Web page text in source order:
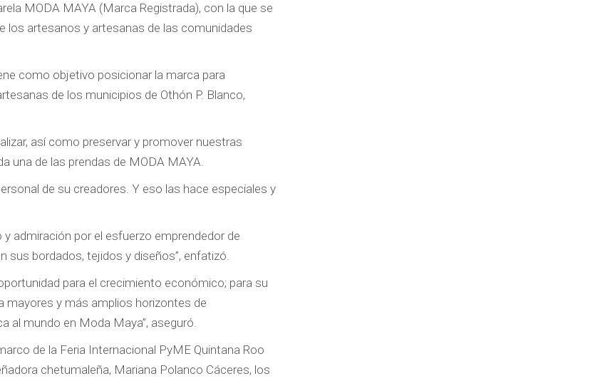
MODA MAYA (Marca Registrada), con la que se
los artesanos y artesanas de las comunidades
como objetivo posicionar la marca para
de los municipios de Othón P. Blanco,
así como preservar y promover nuestras
una de las prendas de MODA MAYA.
de su creadores. Y eso las hace especiales y
admiración por el esfuerzo emprendedor de
sus bordados, tejidos y diseños”, enfatizó.
para el crecimiento económico; para su
mayores y más amplios horizontes de
al mundo en Moda Maya”, aseguró.
de la Feria Internacional PyME Quintana Roo
chetumaleña, Mariana Polanco Cáceres, los